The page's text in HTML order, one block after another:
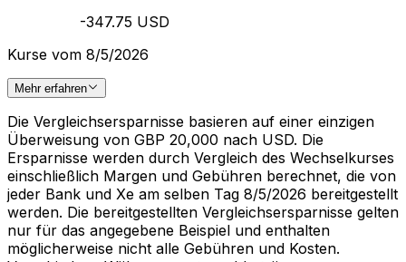
-347.75 USD
Kurse vom 8/5/2026
Mehr erfahren
Die Vergleichsersparnisse basieren auf einer einzigen
Überweisung von GBP 20,000 nach USD. Die
Ersparnisse werden durch Vergleich des Wechselkurses
einschließlich Margen und Gebühren berechnet, die von
jeder Bank und Xe am selben Tag 8/5/2026 bereitgestellt
werden. Die bereitgestellten Vergleichsersparnisse gelten
nur für das angegebene Beispiel und enthalten
möglicherweise nicht alle Gebühren und Kosten.